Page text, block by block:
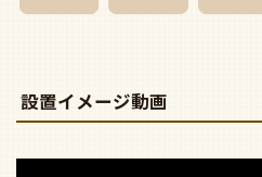
設置イメージ動画